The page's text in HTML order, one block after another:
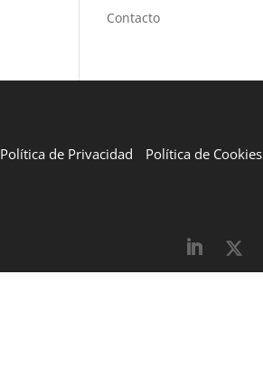
Contacto
Política de Privacidad Política de Cookies